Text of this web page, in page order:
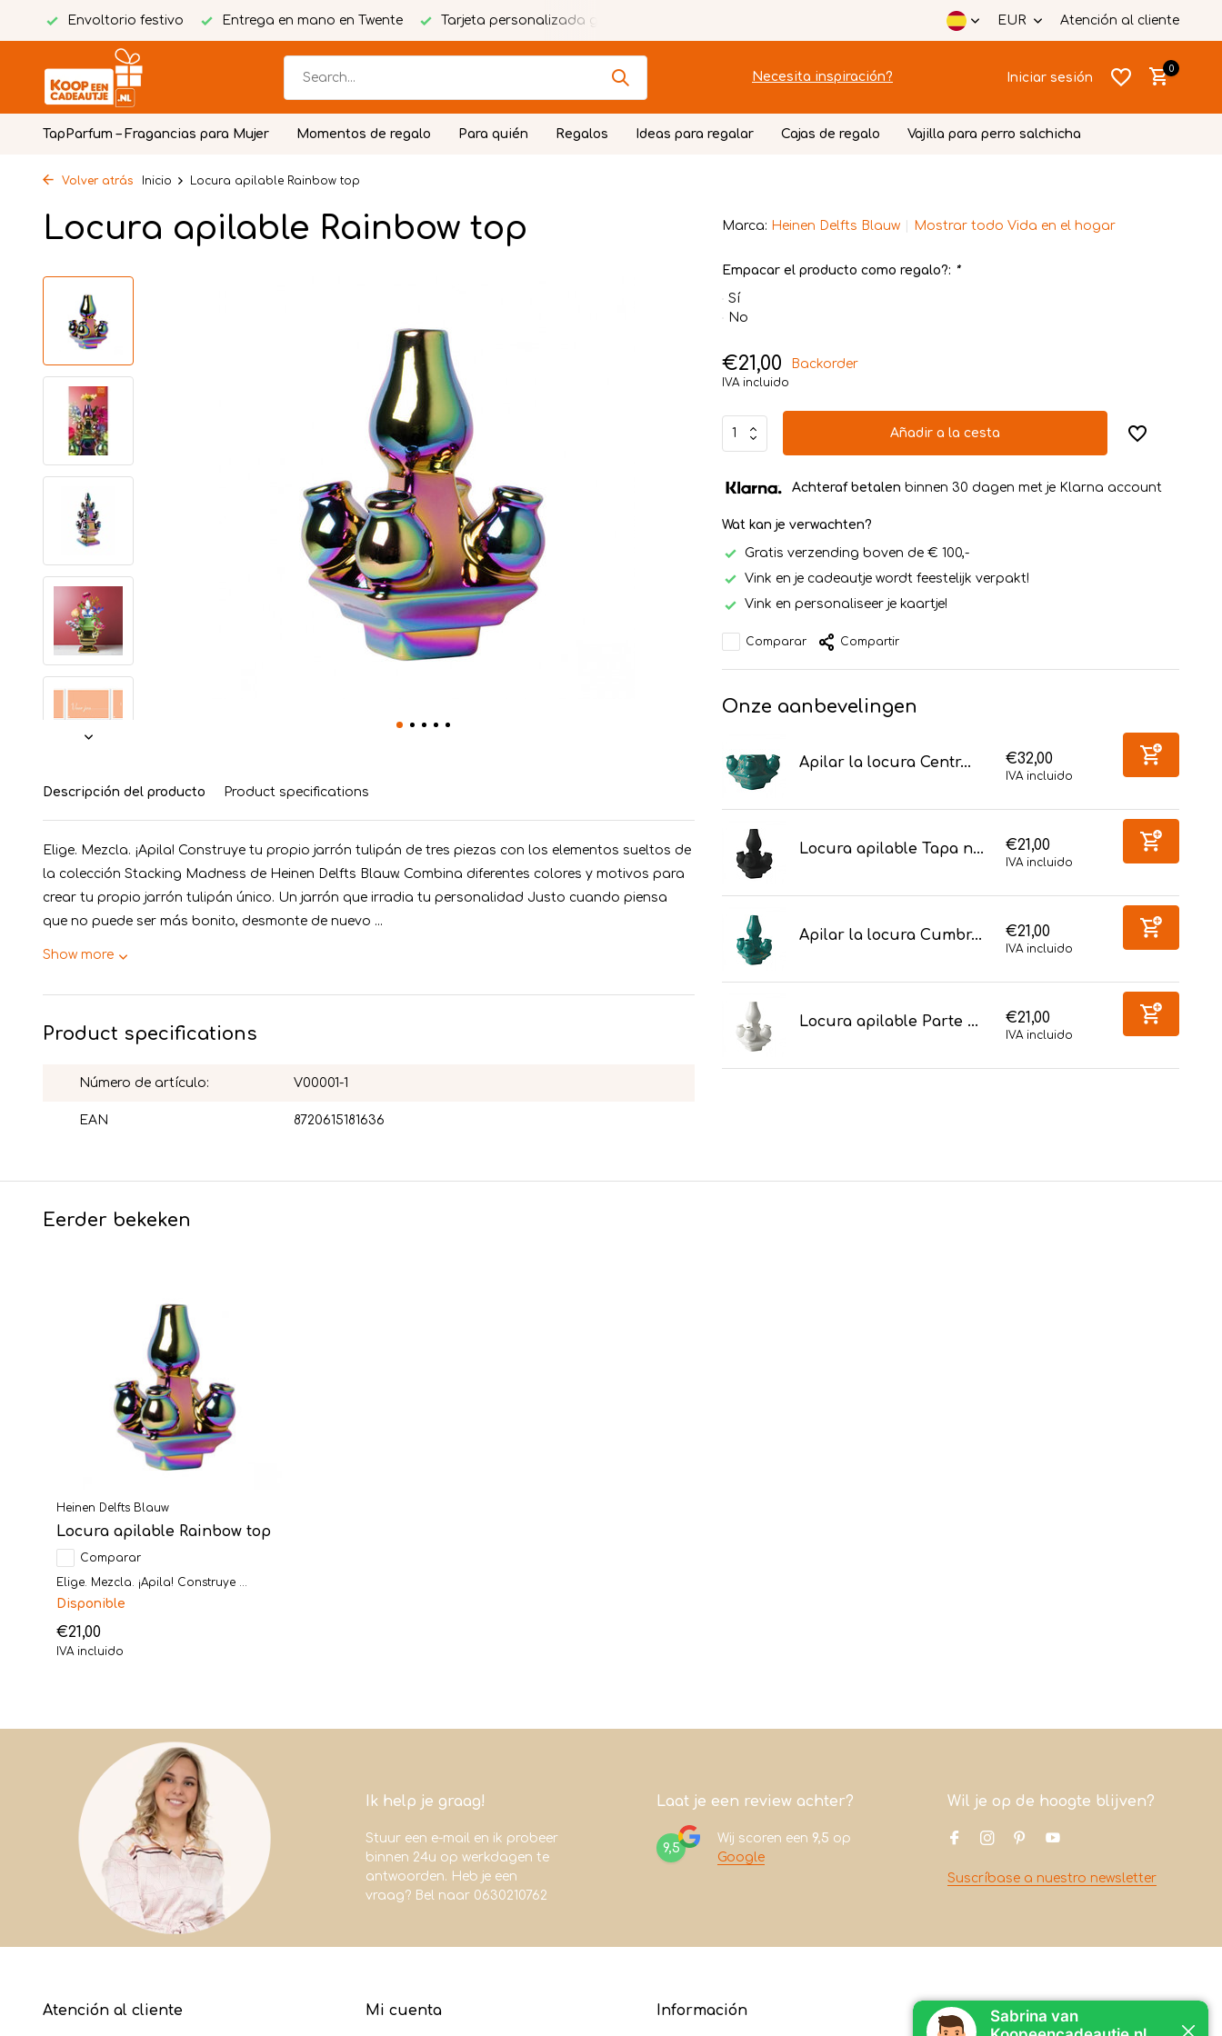
Envoltorio festivo Entrega en mano en Twente Tarjeta personalizada gratuita EUR Atención al cliente
Necesita inspiración? Iniciar sesión
Crear una
0
TapParfum – Fragancias para Mujer Momentos de regalo Para quién Regalos Ideas para regalar Cajas de regalo Vajilla para perro salchicha
Volver atrás Inicio Locura apilable Rainbow top
Locura apilable Rainbow top
Descripción del producto Product specifications
Elige. Mezcla. ¡Apila! Construye tu propio jarrón tulipán de tres piezas con los elementos sueltos de
la colección Stacking Madness de Heinen Delfts Blauw. Combina diferentes colores y motivos para
crear tu propio jarrón tulipán único. Un jarrón que irradia tu personalidad Justo cuando piensa
que no puede ser más bonito, desmonte de nuevo ...
Show more
Product specifications
Número de artículo: V00001-1
EAN 8720615181636
Marca: Heinen Delfts Blauw Mostrar todo Vida en el hogar
Empacar el producto como regalo?: *
Sí
No
€21,00 Backorder
IVA incluido
Añadir a la cesta
Achteraf betalen binnen 30 dagen met je Klarna account
Wat kan je verwachten?
Gratis verzending boven de € 100,-
Vink en je cadeautje wordt feestelijk verpakt!
Vink en personaliseer je kaartje!
Comparar Compartir
Onze aanbevelingen
Apilar la locura Centr... €32,00
IVA incluido
Locura apilable Tapa n... €21,00
IVA incluido
Apilar la locura Cumbr... €21,00
IVA incluido
Locura apilable Parte ... €21,00
IVA incluido
Eerder bekeken
Heinen Delfts Blauw
Locura apilable Rainbow top
Comparar
Elige. Mezcla. ¡Apila! Construye ...
Disponible
€21,00
IVA incluido
Ik help je graag!
Stuur een e-mail en ik probeer
binnen 24u op werkdagen te
antwoorden. Heb je een
vraag? Bel naar 0630210762
Laat je een review achter?
9,5
Wij scoren een 9,5 op
Google
Wil je op de hoogte blijven?
Suscríbase a nuestro newsletter
Atención al cliente Mi cuenta Información Contacto